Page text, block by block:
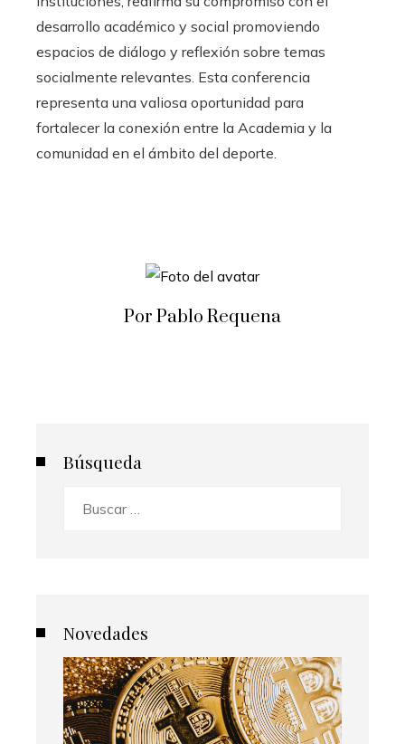
desarrollo académico y social promoviendo
espacios de diálogo y reflexión sobre temas
socialmente relevantes. Esta conferencia
representa una valiosa oportunidad para
fortalecer la conexión entre la Academia y la
comunidad en el ámbito del deporte.
Por Pablo Requena
Búsqueda
Novedades